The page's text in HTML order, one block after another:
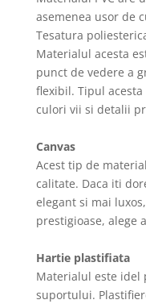
asemenea usor de
Tesatura
Materialul acesta
punct de vedere a
flexibil. Tipul
culori vii si detalii
Canvas
Acest tip de
calitate. Daca iti
elegant si mai
prestigioase, alege
Hartie plastifiata
Materialul este
suportului.